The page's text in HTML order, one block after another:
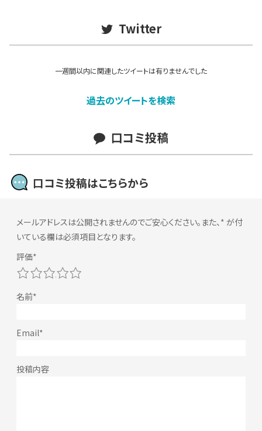
Twitter
一週間以内に関連したツイートは有りませんでした
過去のツイートを検索
口コミ投稿
口コミ投稿はこちらから
メールアドレスは公開されませんのでご安心ください。また、* が付
いている欄は必須項目となります。
5
4
3
2